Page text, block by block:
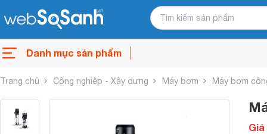
Danh mục sản phẩm
Trang chủ Công nghiệp - Xây dựng Máy bơm Máy bơm
Giá